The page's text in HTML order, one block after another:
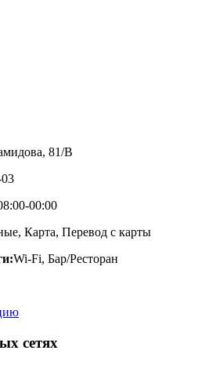
81/В
00:00
Карта, Перевод с карты
Wi-Fi, Бар/Ресторан
сетях